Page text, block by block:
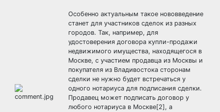
Особенно актуальным такое нововведение
станет для участников сделок из разных
городов. Так, например, для
удостоверения договора купли-продажи
недвижимого имущества, находящегося в
Москве, с участием продавца из Москвы и
покупателя из Владивостока сторонам
сделки не нужно будет встречаться у
одного нотариуса для подписания сделки.
Продавец может подписать договор у
любого нотариуса в Москве[2], а